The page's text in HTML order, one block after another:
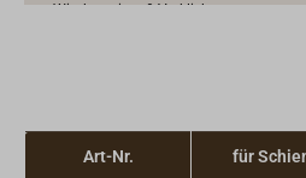
Windanzeiger & Verklicker
Segeltuch, Planen & Zubehör
Art-Nr. für